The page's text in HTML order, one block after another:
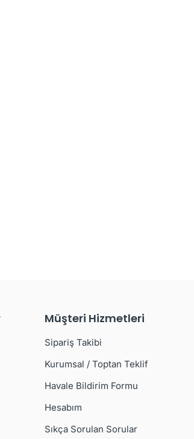
Müşteri Hizmetleri
Sipariş Takibi
Kurumsal / Toptan Teklif
Havale Bildirim Formu
Hesabım
Sıkça Sorulan Sorular